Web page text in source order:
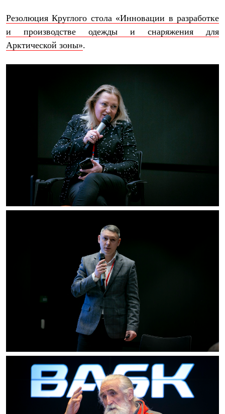
Резолюция Круглого стола «Инновации в разработке
и производстве одежды и снаряжения для
Арктической зоны».